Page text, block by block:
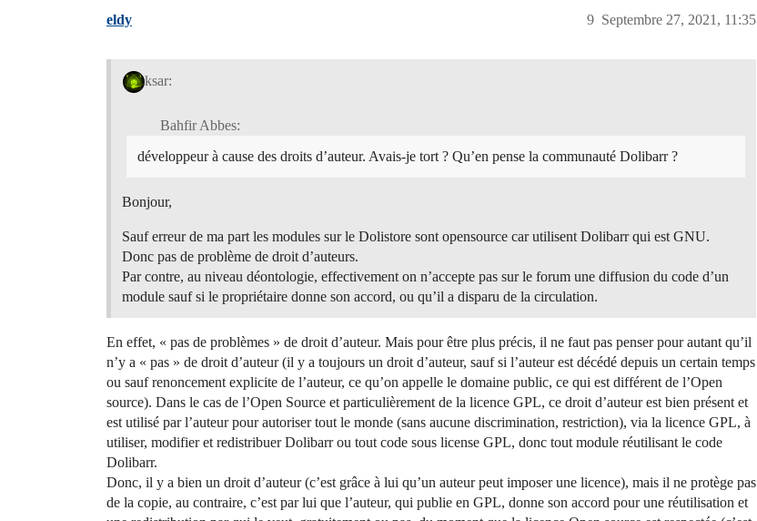
eldy Septembre 27, 2021, 11:35
9
ksar:
Bahfir Abbes:
développeur à cause des droits d’auteur. Avais-je tort ? Qu’en pense la communauté Dolibarr ?
Bonjour,
Sauf erreur de ma part les modules sur le Dolistore sont opensource car utilisent Dolibarr qui est GNU.
Donc pas de problème de droit d’auteurs.
Par contre, au niveau déontologie, effectivement on n’accepte pas sur le forum une diffusion du code d’un
module sauf si le propriétaire donne son accord, ou qu’il a disparu de la circulation.
En effet, « pas de problèmes » de droit d’auteur. Mais pour être plus précis, il ne faut pas penser pour autant qu’il
n’y a « pas » de droit d’auteur (il y a toujours un droit d’auteur, sauf si l’auteur est décédé depuis un certain temps
ou sauf renoncement explicite de l’auteur, ce qu’on appelle le domaine public, ce qui est différent de l’Open
source). Dans le cas de l’Open Source et particulièrement de la licence GPL, ce droit d’auteur est bien présent et
est utilisé par l’auteur pour autoriser tout le monde (sans aucune discrimination, restriction), via la licence GPL, à
utiliser, modifier et redistribuer Dolibarr ou tout code sous license GPL, donc tout module réutilisant le code
Dolibarr.
Donc, il y a bien un droit d’auteur (c’est grâce à lui qu’un auteur peut imposer une licence), mais il ne protège pas
de la copie, au contraire, c’est par lui que l’auteur, qui publie en GPL, donne son accord pour une réutilisation et